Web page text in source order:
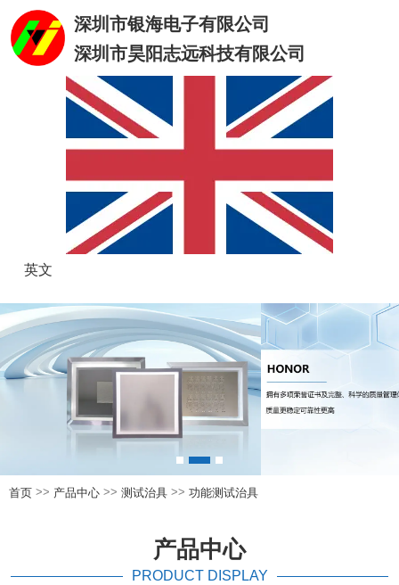
深圳市银海电子有限公司
深圳市昊阳志远科技有限公司
英文
首页 >> 产品中心 >> 测试治具 >> 功能测试治具
产品中心
PRODUCT DISPLAY